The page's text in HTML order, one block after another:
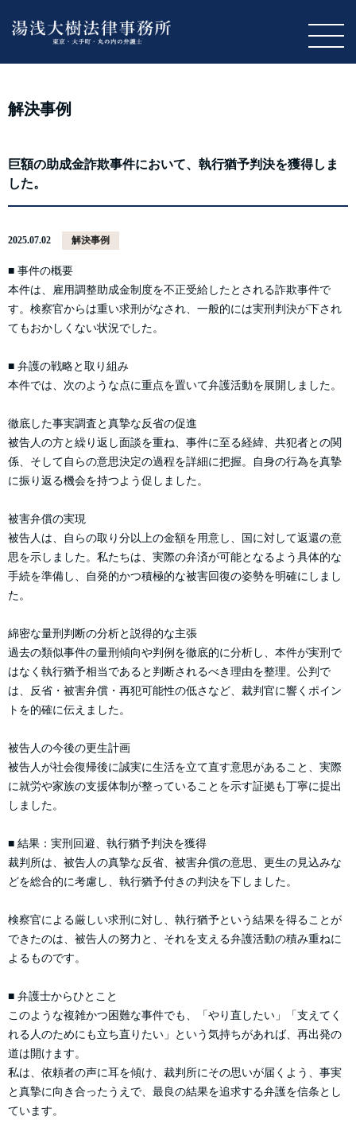
解決事例
巨額の助成金詐欺事件において、執行猶予判決を獲得しま
した。
2025.07.02 解決事例
■ 事件の概要
本件は、雇用調整助成金制度を不正受給したとされる詐欺事件で
す。検察官からは重い求刑がなされ、一般的には実刑判決が下され
てもおかしくない状況でした。
■ 弁護の戦略と取り組み
本件では、次のような点に重点を置いて弁護活動を展開しました。
徹底した事実調査と真摯な反省の促進
被告人の方と繰り返し面談を重ね、事件に至る経緯、共犯者との関
係、そして自らの意思決定の過程を詳細に把握。自身の行為を真摯
に振り返る機会を持つよう促しました。
被害弁償の実現
被告人は、自らの取り分以上の金額を用意し、国に対して返還の意
思を示しました。私たちは、実際の弁済が可能となるよう具体的な
手続を準備し、自発的かつ積極的な被害回復の姿勢を明確にしまし
た。
綿密な量刑判断の分析と説得的な主張
過去の類似事件の量刑傾向や判例を徹底的に分析し、本件が実刑で
はなく執行猶予相当であると判断されるべき理由を整理。公判で
は、反省・被害弁償・再犯可能性の低さなど、裁判官に響くポイン
トを的確に伝えました。
被告人の今後の更生計画
被告人が社会復帰後に誠実に生活を立て直す意思があること、実際
に就労や家族の支援体制が整っていることを示す証拠も丁寧に提出
しました。
■ 結果：実刑回避、執行猶予判決を獲得
裁判所は、被告人の真摯な反省、被害弁償の意思、更生の見込みな
どを総合的に考慮し、執行猶予付きの判決を下しました。
検察官による厳しい求刑に対し、執行猶予という結果を得ることが
できたのは、被告人の努力と、それを支える弁護活動の積み重ねに
よるものです。
■ 弁護士からひとこと
このような複雑かつ困難な事件でも、「やり直したい」「支えてく
れる人のためにも立ち直りたい」という気持ちがあれば、再出発の
道は開けます。
私は、依頼者の声に耳を傾け、裁判所にその思いが届くよう、事実
と真摯に向き合ったうえで、最良の結果を追求する弁護を信条とし
ています。